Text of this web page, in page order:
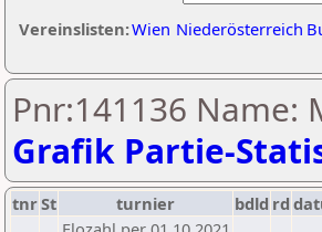
Vereinslisten:Wien Niederösterreich
Pnr:141136 Name:
Grafik Partie-
tnrSt turnier bdld rd